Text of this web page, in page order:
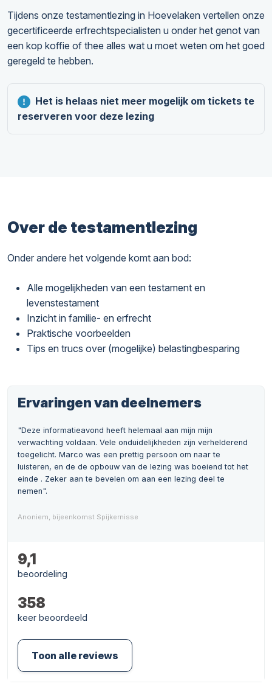
Tijdens onze testamentlezing in Hoevelaken vertellen onze
gecertificeerde erfrechtspecialisten u onder het genot van
een kop koffie of thee alles wat u moet weten om het goed
geregeld te hebben.
Het is helaas niet meer mogelijk om tickets te
reserveren voor deze lezing
Over de testamentlezing
Onder andere het volgende komt aan bod:
Alle mogelijkheden van een testament en
levenstestament
Inzicht in familie- en erfrecht
Praktische voorbeelden
Tips en trucs over (mogelijke) belastingbesparing
Ervaringen van deelnemers
"Deze informatieavond heeft helemaal aan mijn mijn
verwachting voldaan. Vele onduidelijkheden zijn verhelderend
toegelicht. Marco was een prettig persoon om naar te
luisteren, en de de opbouw van de lezing was boeiend tot het
einde . Zeker aan te bevelen om aan een lezing deel te
nemen".
Anoniem, bijeenkomst Spijkernisse
9,1
beoordeling
358
keer beoordeeld
Toon alle reviews